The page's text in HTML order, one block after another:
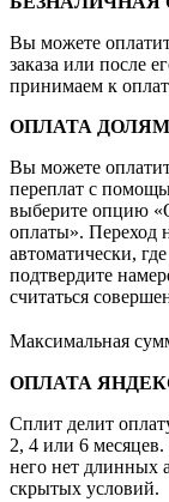
Вы можете
заказа или после
принимаем к
ОПЛАТА
Вы можете
переплат с
выберите опцию
оплаты». Переход
автоматически,
подтвердите
считаться
Максимальная
ОПЛАТА
Сплит делит
2, 4 или 6
него нет длинных
скрытых условий.